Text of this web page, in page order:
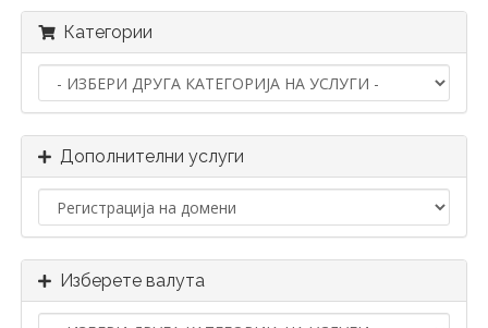
Категории
Дополнителни услуги
Изберете валута